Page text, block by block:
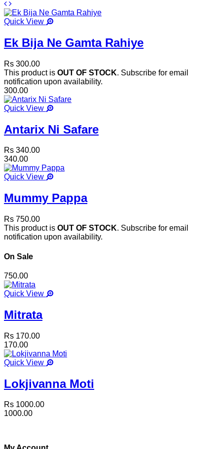
Quick View
Ek Bija Ne Gamta Rahiye
Rs 300.00
This product is OUT OF STOCK. Subscribe for email
notification upon availability.
300.00
Quick View
Antarix Ni Safare
Rs 340.00
340.00
Quick View
Mummy Pappa
Rs 750.00
This product is OUT OF STOCK. Subscribe for email
notification upon availability.
On Sale
750.00
Quick View
Mitrata
Rs 170.00
170.00
Quick View
Lokjivanna Moti
Rs 1000.00
1000.00